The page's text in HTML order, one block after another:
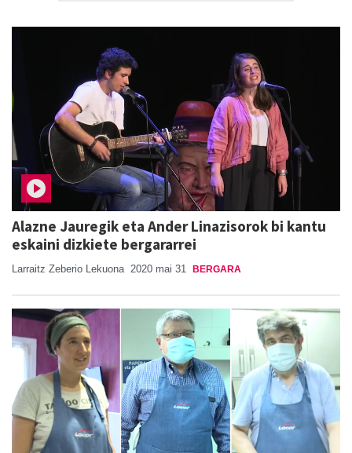
Alazne Jauregik eta Ander Linazisorok bi kantu
eskaini dizkiete bergararrei
Larraitz Zeberio Lekuona 2020 mai 31 BERGARA